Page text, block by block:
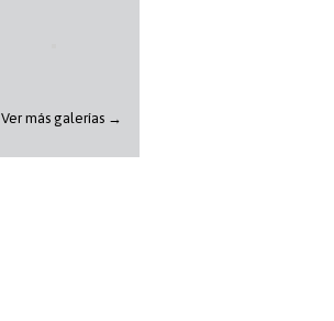
Ver más galerías →